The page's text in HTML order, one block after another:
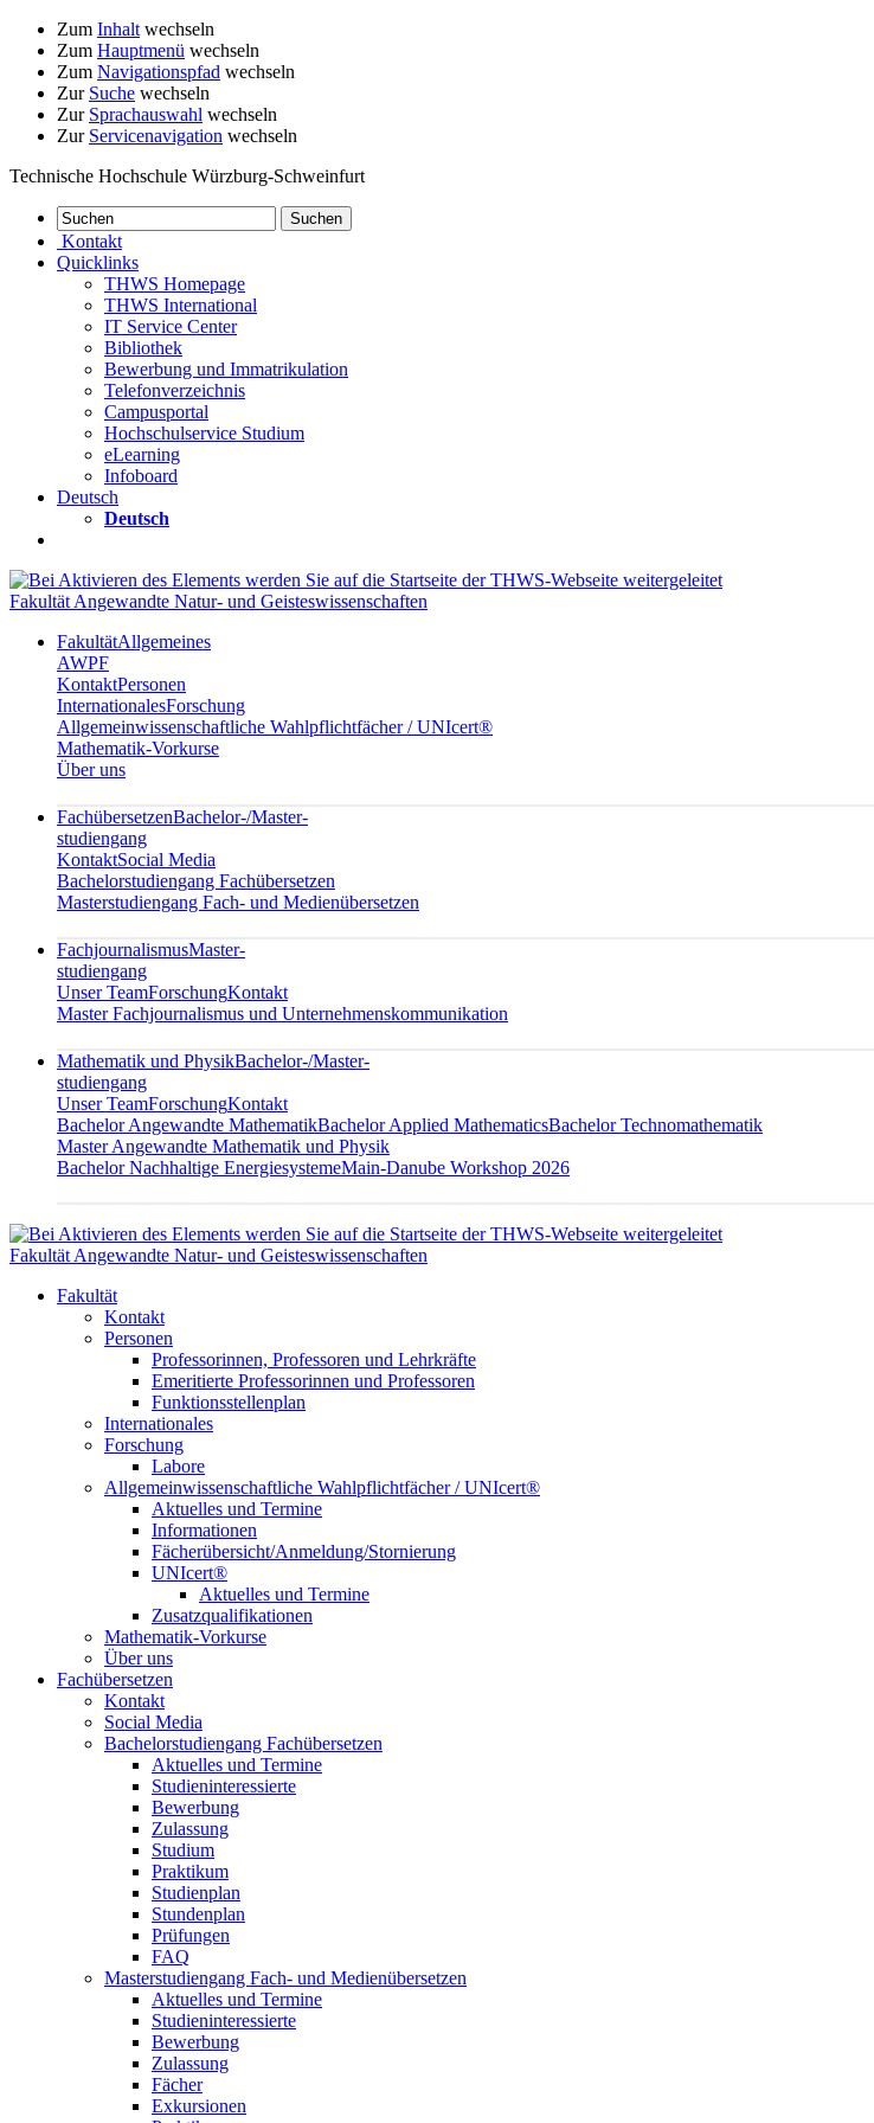
Zum Inhalt wechseln
Zum Hauptmenü wechseln
Zum Navigationspfad wechseln
Zur Suche wechseln
Zur Sprachauswahl wechseln
Zur Servicenavigation wechseln
Technische Hochschule Würzburg-Schweinfurt
Kontakt
Quicklinks
THWS Homepage
THWS International
IT Service Center
Bibliothek
Bewerbung und Immatrikulation
Telefonverzeichnis
Campusportal
Hochschulservice Studium
eLearning
Infoboard
Deutsch
Deutsch
Fakultät Angewandte Natur- und Geisteswissenschaften
FakultätAllgemeines
AWPF
KontaktPersonen
InternationalesForschung
Allgemeinwissenschaftliche Wahlpflichtfächer / UNIcert®
Mathematik-Vorkurse
Über uns
FachübersetzenBachelor-/Master-
studiengang
KontaktSocial Media
Bachelorstudiengang Fachübersetzen
Masterstudiengang Fach- und Medienübersetzen
FachjournalismusMaster-
studiengang
Unser TeamForschungKontakt
Master Fachjournalismus und Unternehmenskommunikation
Mathematik und PhysikBachelor-/Master-
studiengang
Unser TeamForschungKontakt
Bachelor Angewandte MathematikBachelor Applied MathematicsBachelor Technomathematik
Master Angewandte Mathematik und Physik
Bachelor Nachhaltige EnergiesystemeMain-Danube Workshop 2026
Fakultät Angewandte Natur- und Geisteswissenschaften
Fakultät
Kontakt
Personen
Professorinnen, Professoren und Lehrkräfte
Emeritierte Professorinnen und Professoren
Funktionsstellenplan
Internationales
Forschung
Labore
Allgemeinwissenschaftliche Wahlpflichtfächer / UNIcert®
Aktuelles und Termine
Informationen
Fächerübersicht/Anmeldung/Stornierung
UNIcert®
Aktuelles und Termine
Zusatzqualifikationen
Mathematik-Vorkurse
Über uns
Fachübersetzen
Kontakt
Social Media
Bachelorstudiengang Fachübersetzen
Aktuelles und Termine
Studieninteressierte
Bewerbung
Zulassung
Studium
Praktikum
Studienplan
Stundenplan
Prüfungen
FAQ
Masterstudiengang Fach- und Medienübersetzen
Aktuelles und Termine
Studieninteressierte
Bewerbung
Zulassung
Fächer
Exkursionen